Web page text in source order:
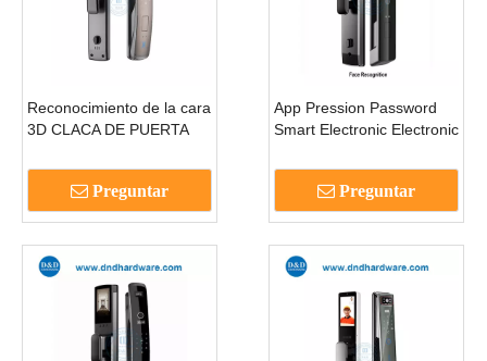
Reconocimiento de la cara
3D CLACA DE PUERTA
múltiples métodos de
desbloqueo-DDEL001
Preguntar
App Pression Password
Smart Electronic Electronic
DDEL017
Preguntar